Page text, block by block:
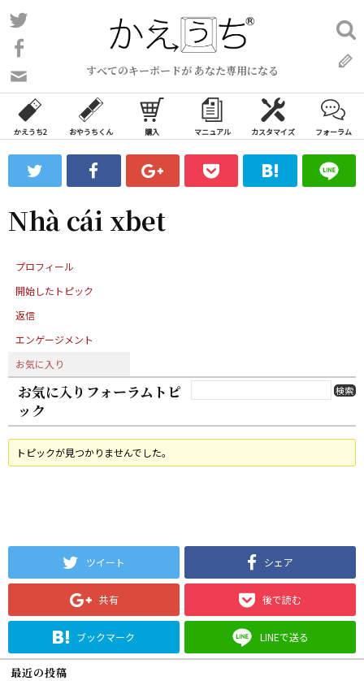
コ
ン
ン
ツ
ス
ッ
プ
すべてのキーボードが あなた専用になる
い
合
わ
フ
ォ
ム
検
索:
かえうち2 おやうちくん 購入 マニュアル カスタマイズ フォーラム
Nhà cái xbet
プロフィール
開始したトピック
返信
エンゲージメント
お気に入り
お気に入りフォーラムトピ
ック
トピックが見つかりませんでした。
ツイート シェア
共有 後で読む
ブックマーク LINEで送る
最近の投稿